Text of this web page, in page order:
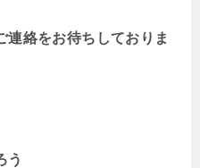
連絡をお待ちしておりま
う